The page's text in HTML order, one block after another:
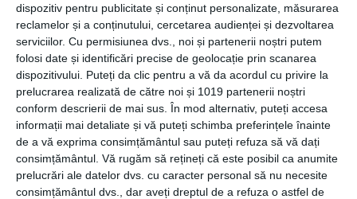
dispozitiv pentru publicitate și conținut personalizate, măsurarea
reclamelor și a conținutului, cercetarea audienței și dezvoltarea
serviciilor. Cu permisiunea dvs., noi și partenerii noștri putem
folosi date și identificări precise de geolocație prin scanarea
dispozitivului. Puteți da clic pentru a vă da acordul cu privire la
prelucrarea realizată de către noi și 1019 partenerii noștri
conform descrierii de mai sus. În mod alternativ, puteți accesa
informații mai detaliate și vă puteți schimba preferințele înainte
de a vă exprima consimțământul sau puteți refuza să vă dați
consimțământul. Vă rugăm să rețineți că este posibil ca anumite
prelucrări ale datelor dvs. cu caracter personal să nu necesite
consimțământul dvs., dar aveți dreptul de a refuza o astfel de
Electruma fost lansat în anul 2011 și este unul dintre
primele portofele pentru Bitcoin. Este un portofel ușor de
utilizat, fără funcții complicate, asigurând totodată un
nivel ridicat de securitate.
Electrum nu este însă conceput exclusiv pentru
persoanele care vor doar să se alăture spațiului
blockchain. Este prin excelență un portofel cripto
destinat comercianților și investitorilor în criptomonede
care știu deja cum funcționează Bitcoin.